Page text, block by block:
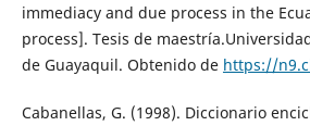
immediacy and due process in the
process]. Tesis de
de Guayaquil. Obtenido de https://
Cabanellas, G. (1998). Diccionario